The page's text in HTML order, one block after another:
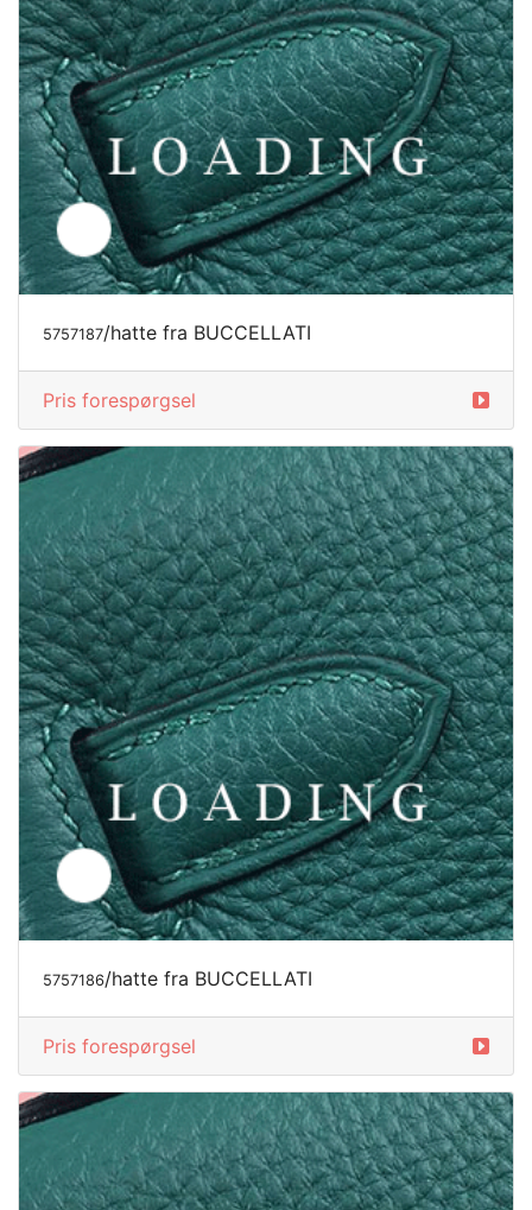
5757188/hatte fra BUCCELLATI
Pris forespørgsel
5757187 /hatte fra BUCCELLATI